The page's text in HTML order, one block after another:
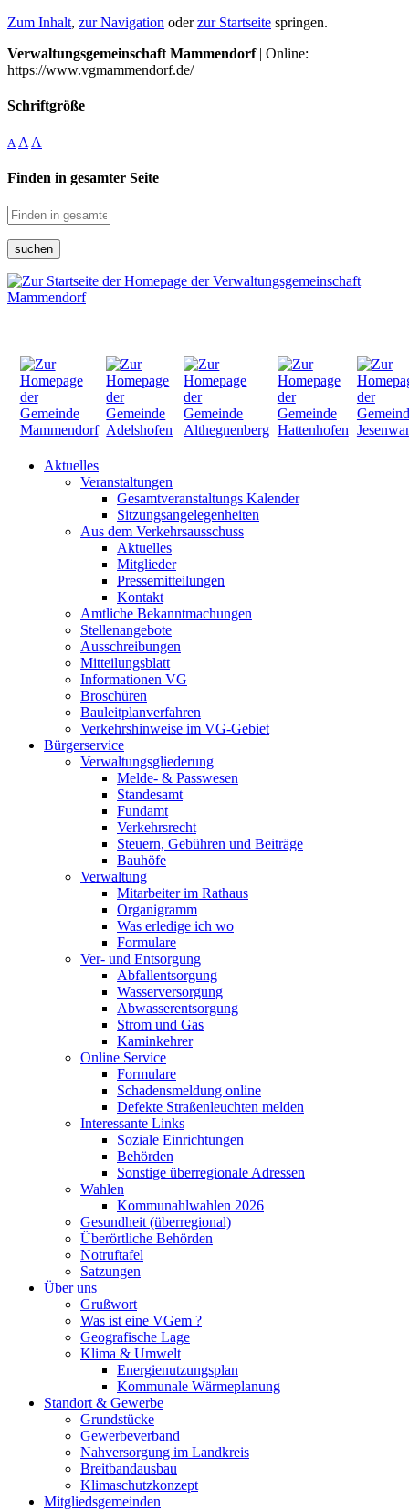
Zum Inhalt, zur Navigation oderzur Startseite springen.
Verwaltungsgemeinschaft Mammendorf| Online:
https://www.vgmammendorf.de/
Schriftgröße
A A A
Finden in gesamter Seite
suchen
Aktuelles
Veranstaltungen
Gesamtveranstaltungs Kalender
Sitzungsangelegenheiten
Aus dem Verkehrsausschuss
Aktuelles
Mitglieder
Pressemitteilungen
Kontakt
Amtliche Bekanntmachungen
Stellenangebote
Ausschreibungen
Mitteilungsblatt
Informationen VG
Broschüren
Bauleitplanverfahren
Verkehrshinweise im VG-Gebiet
Bürgerservice
Verwaltungsgliederung
Melde- & Passwesen
Standesamt
Fundamt
Verkehrsrecht
Steuern, Gebühren und Beiträge
Bauhöfe
Verwaltung
Mitarbeiter im Rathaus
Organigramm
Was erledige ich wo
Formulare
Ver- und Entsorgung
Abfallentsorgung
Wasserversorgung
Abwasserentsorgung
Strom und Gas
Kaminkehrer
Online Service
Formulare
Schadensmeldung online
Defekte Straßenleuchten melden
Interessante Links
Soziale Einrichtungen
Behörden
Sonstige überregionale Adressen
Wahlen
Kommunahlwahlen 2026
Gesundheit (überregional)
Überörtliche Behörden
Notruftafel
Satzungen
Über uns
Grußwort
Was ist eine VGem ?
Geografische Lage
Klima & Umwelt
Energienutzungsplan
Kommunale Wärmeplanung
Standort & Gewerbe
Grundstücke
Gewerbeverband
Nahversorgung im Landkreis
Breitbandausbau
Klimaschutzkonzept
Mitgliedsgemeinden